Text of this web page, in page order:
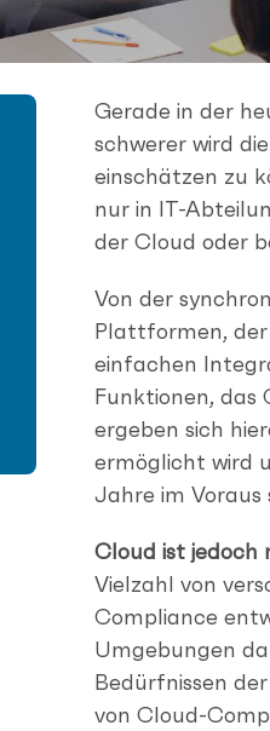
Gerade in der
schwerer wird die
einschätzen zu
nur in IT-
der Cloud oder
Von der
Plattformen,
einfachen
Funktionen, das
ergeben sich
ermöglicht wird
Jahre im Voraus
Cloud ist jedoch
Vielzahl von
Compliance
Umgebungen
Bedürfnissen
von Cloud-